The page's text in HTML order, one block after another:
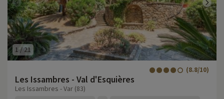
1 /21
Les Issambres - Val d'Esquières
(8.8/10)
Les Issambres - Var (83)